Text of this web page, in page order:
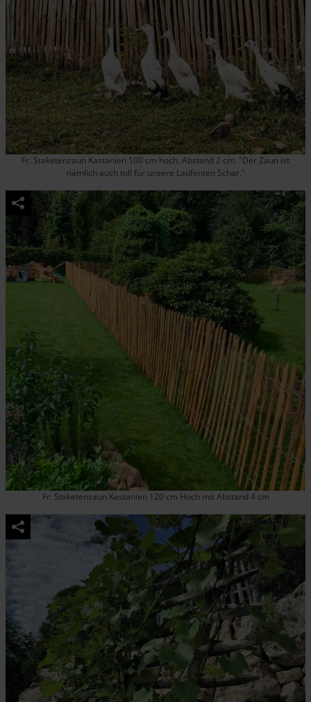
Fr. Staketenzaun Kastanien 100 cm hoch, Abstand 2 cm. "Der Zaun ist
nämlich auch toll für unsere Laufenten Schar."
Fr. Staketenzaun Kastanien 120 cm Hoch mit Abstand 4 cm